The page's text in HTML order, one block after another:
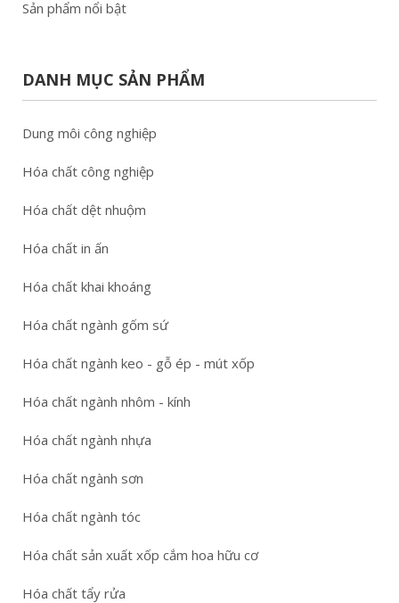
Sản phẩm nổi bật
DANH MỤC SẢN PHẨM
Dung môi công nghiệp
Hóa chất công nghiệp
Hóa chất dệt nhuộm
Hóa chất in ấn
Hóa chất khai khoáng
Hóa chất ngành gốm sứ
Hóa chất ngành keo - gỗ ép - mút xốp
Hóa chất ngành nhôm - kính
Hóa chất ngành nhựa
Hóa chất ngành sơn
Hóa chất ngành tóc
Hóa chất sản xuất xốp cắm hoa hữu cơ
Hóa chất tẩy rửa